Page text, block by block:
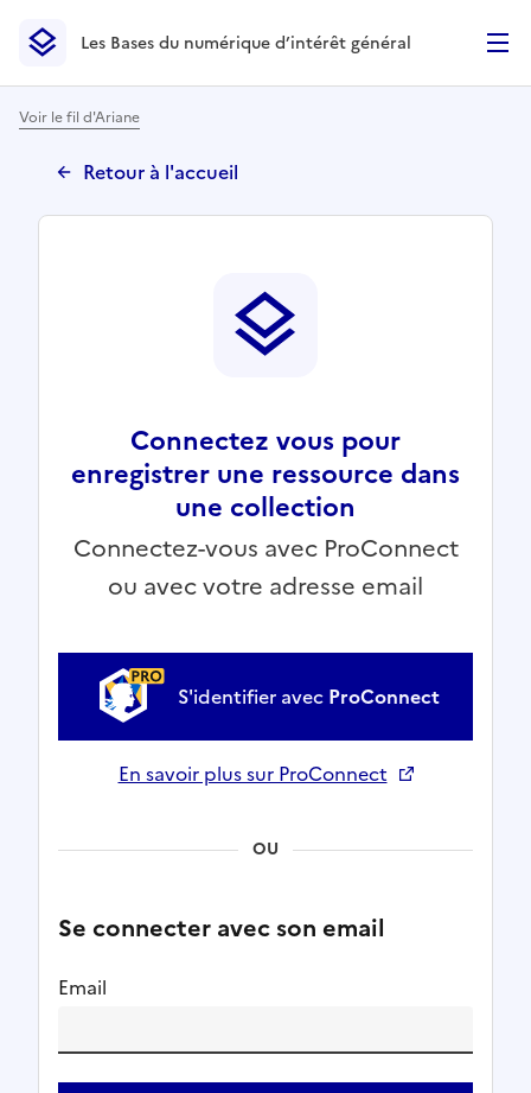
Les Bases du numérique d’intérêt général- Retour à la
Les Bases du numérique d’intérêt général
Voir le fil d'Ariane
Retour à l'accueil
Connectez vous pour
enregistrer une ressource dans
une collection
Connectez-vous avec ProConnect
ou avec votre adresse email
S'identifier avec ProConnect
En savoir plus sur ProConnect
OU
Se connecter avec son email
Email